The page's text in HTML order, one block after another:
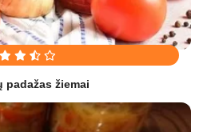
padažas žiemai